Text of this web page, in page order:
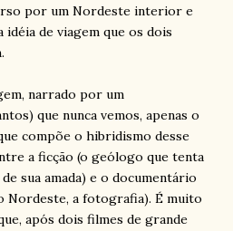
por um Nordeste interior e
de viagem que os dois
narrado por um
que nunca vemos, apenas o
compõe o hibridismo desse
a ficção (o geólogo que tenta
sua amada) e o documentário
a fotografia). É muito
após dois filmes de grande